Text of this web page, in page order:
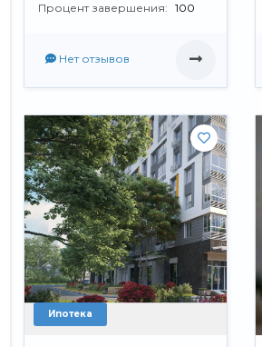
Процент завершения: 100
Нет отзывов
Ипотека